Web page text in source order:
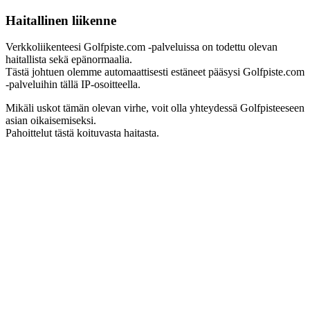
Haitallinen liikenne
Verkkoliikenteesi Golfpiste.com -palveluissa on todettu olevan
haitallista sekä epänormaalia.
Tästä johtuen olemme automaattisesti estäneet pääsysi Golfpiste.com
-palveluihin tällä IP-osoitteella.
Mikäli uskot tämän olevan virhe, voit olla yhteydessä Golfpisteeseen
asian oikaisemiseksi.
Pahoittelut tästä koituvasta haitasta.